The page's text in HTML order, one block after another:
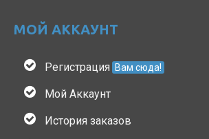
МОЙ АККАУНТ
Регистрация Вам сюда!
Мой Аккаунт
История заказов